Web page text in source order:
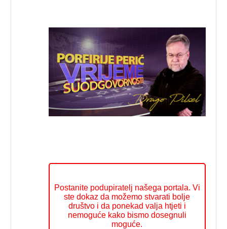
Postanite podupiratelj našega portala. Vi
ste dokaz da možemo stvarati bolje
društvo i da ponekad valja htjeti i
nemoguće kako bismo dosegnuli
moguće.